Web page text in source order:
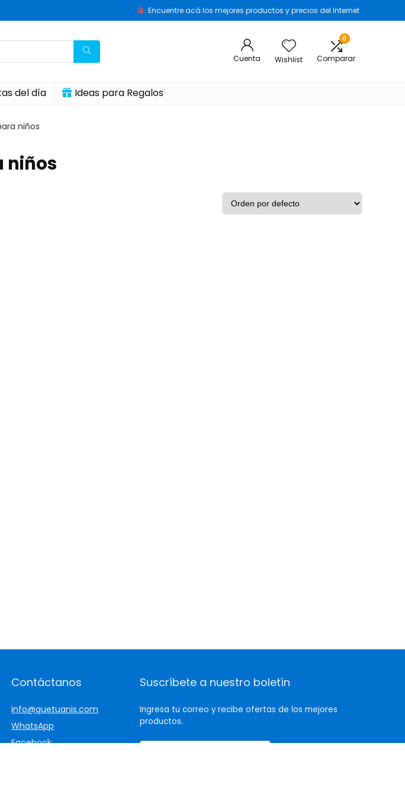
Encuentre acá los mejores productos y precios del Internet
Cuenta Wishlist
0
Comparar
del día Ideas para Regalos
niños
niños
Contáctanos
info@quetuanis.com
WhatsApp
Facebook
Suscríbete a nuestro boletín
Ingresa tu correo y recibe ofertas de los mejores
productos.